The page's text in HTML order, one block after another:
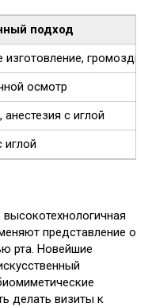
подход
изготовление,
осмотр
с иглой
иглой
представление о
рта. Новейшие
делать визиты к